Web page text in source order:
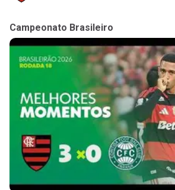
Campeonato Brasileiro